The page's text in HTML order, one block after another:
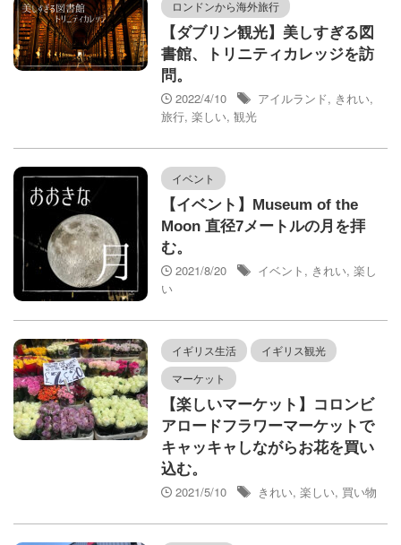
ロンドンから海外旅行
【ダブリン観光】美しすぎる図
書館、トリニティカレッジを訪
問。
2022/4/10
アイルランド, きれい,
旅行, 楽しい, 観光
イベント
【イベント】Museum of the
Moon 直径7メートルの月を拝
む。
2021/8/20
イベント , きれい, 楽し
い
イギリス生活
イギリス観光
マーケット
【楽しいマーケット】コロンビ
アロードフラワーマーケットで
キャッキャしながらお花を買い
込む。
2021/5/10
きれい, 楽しい, 買い物